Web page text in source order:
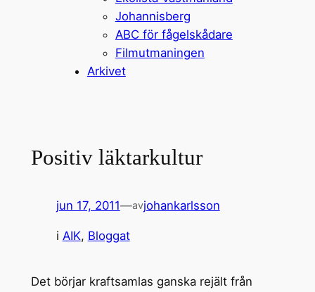
Johannisberg
ABC för fågelskådare
Filmutmaningen
Arkivet
Positiv läktarkultur
jun 17, 2011—avjohankarlsson
i AIK, Bloggat
Det börjar kraftsamlas ganska rejält från